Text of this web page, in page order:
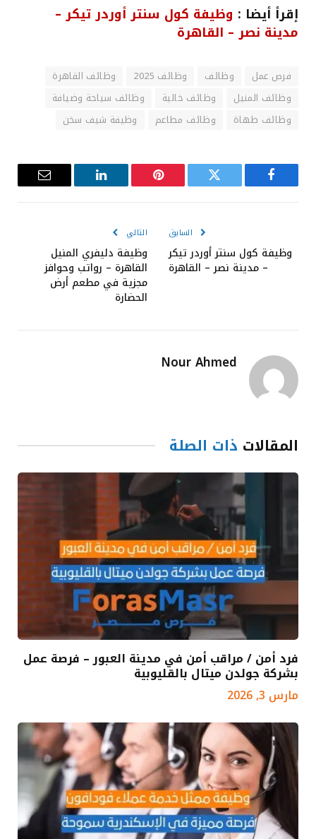
إقرأ أيضا : وظيفة كول سنتر أوردر تيكر –
مدينة نصر – القاهرة
فرص عمل وظائف وظائف 2025
وظائف القاهرة
وظائف المنيل
وظائف خالية
وظائف سياحة وضيافة
وظائف طهاة
وظائف مطاعم وظيفة شيف سخن
فيسبوك تويتر بينتيريست لينكدإن
البريد
السابق
وظيفة كول سنتر أوردر تيكر
– مدينة نصر – القاهرة
التالي
وظيفة دليفري المنيل
القاهرة – رواتب وحوافز
مجزية في مطعم أرض
الحضارة
Nour Ahmed
المقالات ذات الصلة
فرد أمن / مراقب أمن في مدينة العبور – فرصة عمل
بشركة جولدن ميتال بالقليوبية
مارس 3, 2026